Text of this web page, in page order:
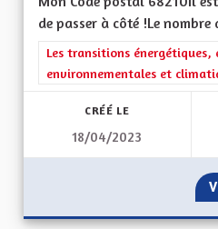
de passer à côté !Le nombre
Filtrer les résultats de la
Les transitions énergétiques,
environnementales et
CRÉÉ LE
18/04/2023